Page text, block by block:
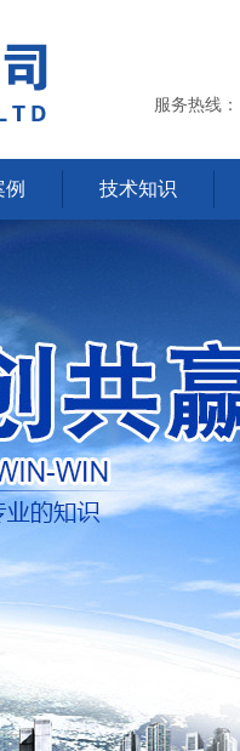
服务热线：
例 技术知识